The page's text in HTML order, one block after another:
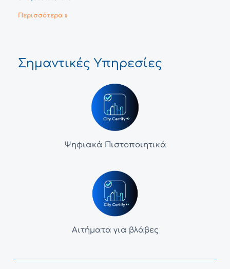
Περισσότερα »
Σημαντικές Υπηρεσίες
Ψηφιακά Πιστοποιητικά
Αιτήματα για βλάβες